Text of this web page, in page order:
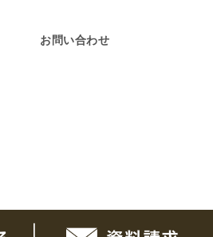
お問い合わせ